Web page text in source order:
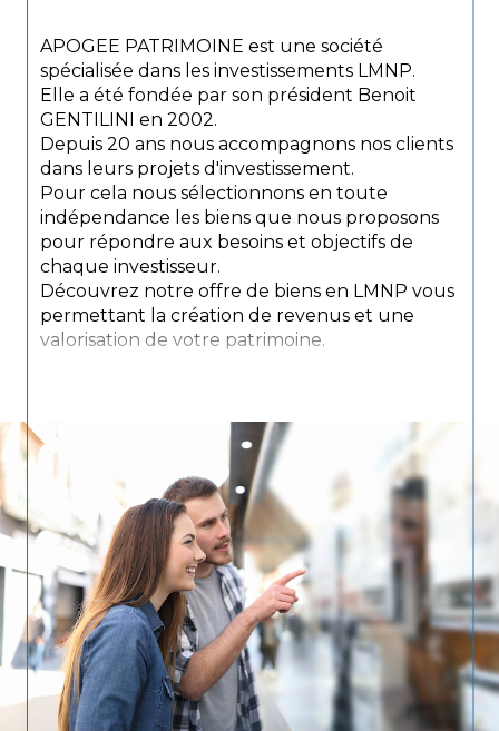
APOGEE PATRIMOINE est une société
spécialisée dans les investissements LMNP.
Elle a été fondée par son président Benoit
GENTILINI en 2002.
Depuis 20 ans nous accompagnons nos clients
dans leurs projets d'investissement.
Pour cela nous sélectionnons en toute
indépendance les biens que nous proposons
pour répondre aux besoins et objectifs de
chaque investisseur.
Découvrez notre offre de biens en LMNP vous
permettant la création de revenus et une
valorisation de votre patrimoine.